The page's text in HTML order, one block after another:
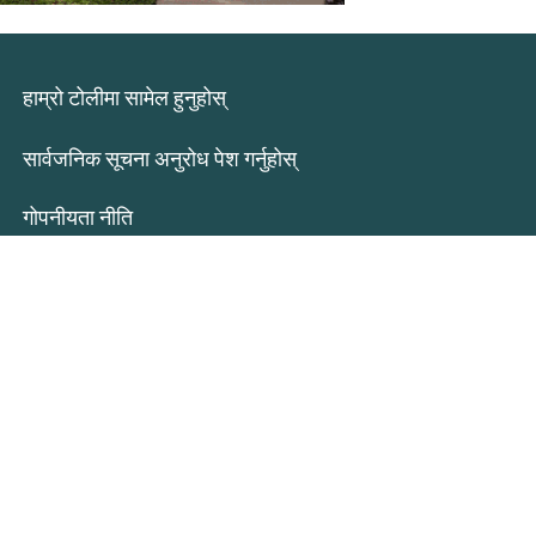
हाम्रो टोलीमा सामेल हुनुहोस्
सार्वजनिक सूचना अनुरोध पेश गर्नुहोस्
गोपनीयता नीति